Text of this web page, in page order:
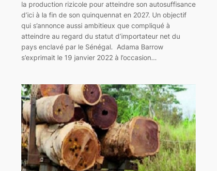
la production rizicole pour atteindre son autosuffisance
d’ici à la fin de son quinquennat en 2027. Un objectif
qui s’annonce aussi ambitieux que compliqué à
atteindre au regard du statut d’importateur net du
pays enclavé par le Sénégal. Adama Barrow
s’exprimait le 19 janvier 2022 à l’occasion…